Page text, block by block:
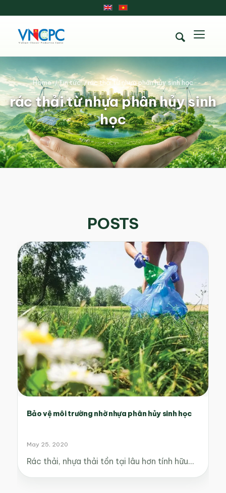
rác thải từ nhựa phân hủy sinh
học
Home /Tin tức /rác thải từ nhựa phân hủy sinh học
POSTS
Bảo vệ môi trường nhờ nhựa phân hủy sinh học
May 25, 2020
Rác thải, nhựa thải tồn tại lâu hơn tính hữu…